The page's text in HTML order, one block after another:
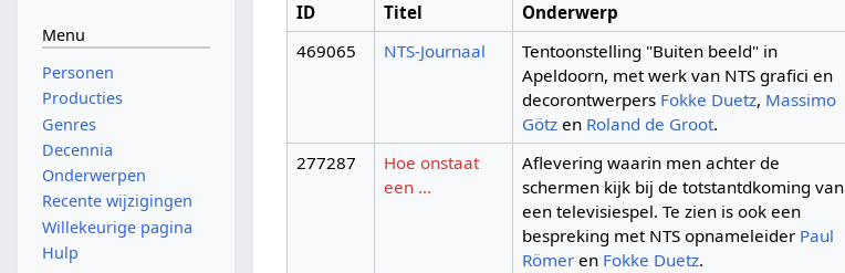
ID Titel Onderwerp
469065
NTS-Journaal
Tentoonstelling "Buiten beeld" in
Apeldoorn, met werk van NTS grafici en
decorontwerpers Fokke Duetz, Massimo
Götzen Roland de Groot.
277287
Hoe onstaat
een …
Aflevering waarin men achter de
schermen kijk bij de totstantdkoming van
een televisiespel. Te zien is ook een
bespreking met NTS opnameleider Paul
Römeren Fokke Duetz.
Menu
Personen
Producties
Genres
Decennia
Onderwerpen
Recente wijzigingen
Willekeurige pagina
Hulp